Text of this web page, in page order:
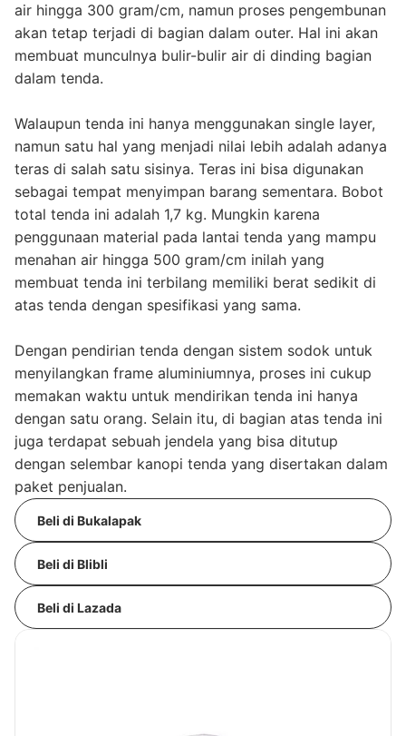
air hingga 300 gram/cm, namun proses pengembunan
akan tetap terjadi di bagian dalam outer. Hal ini akan
membuat munculnya bulir-bulir air di dinding bagian
dalam tenda.
Walaupun tenda ini hanya menggunakan single layer,
namun satu hal yang menjadi nilai lebih adalah adanya
teras di salah satu sisinya. Teras ini bisa digunakan
sebagai tempat menyimpan barang sementara. Bobot
total tenda ini adalah 1,7 kg. Mungkin karena
penggunaan material pada lantai tenda yang mampu
menahan air hingga 500 gram/cm inilah yang
membuat tenda ini terbilang memiliki berat sedikit di
atas tenda dengan spesifikasi yang sama.
Dengan pendirian tenda dengan sistem sodok untuk
menyilangkan frame aluminiumnya, proses ini cukup
memakan waktu untuk mendirikan tenda ini hanya
dengan satu orang. Selain itu, di bagian atas tenda ini
juga terdapat sebuah jendela yang bisa ditutup
dengan selembar kanopi tenda yang disertakan dalam
paket penjualan.
Beli di Bukalapak
Beli di Blibli
Beli di Lazada